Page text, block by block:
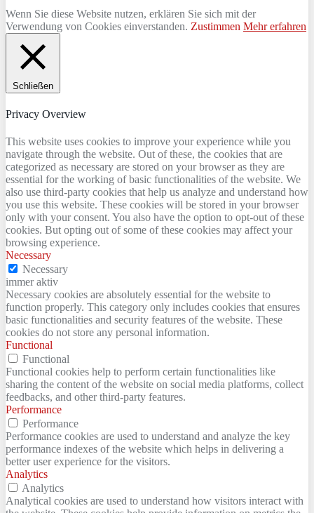
Wenn Sie diese Website nutzen, erklären Sie sich mit der
Verwendung von Cookies einverstanden. Zustimmen Mehr erfahren
Schließen
Privacy Overview
This website uses cookies to improve your experience while you
navigate through the website. Out of these, the cookies that are
categorized as necessary are stored on your browser as they are
essential for the working of basic functionalities of the website. We
also use third-party cookies that help us analyze and understand how
you use this website. These cookies will be stored in your browser
only with your consent. You also have the option to opt-out of these
cookies. But opting out of some of these cookies may affect your
browsing experience.
Necessary
Necessary
immer aktiv
Necessary cookies are absolutely essential for the website to
function properly. This category only includes cookies that ensures
basic functionalities and security features of the website. These
cookies do not store any personal information.
Functional
Functional
Functional cookies help to perform certain functionalities like
sharing the content of the website on social media platforms, collect
feedbacks, and other third-party features.
Performance
Performance
Performance cookies are used to understand and analyze the key
performance indexes of the website which helps in delivering a
better user experience for the visitors.
Analytics
Analytics
Analytical cookies are used to understand how visitors interact with